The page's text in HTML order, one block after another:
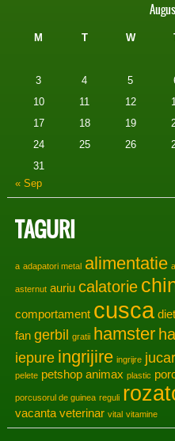
M T W
3
4 5
10
11 12
17
18 19
24
25 26
31
« Sep
TAGURI
a adapatori metal alimentatie
asternut auriu calatorie
comportament cusca
fan gerbil gratii hamster
iepure ingrijire ingrijre
pelete petshop animax plastic
porcusorul de guinea reguli
vacanta veterinar vital vitamine